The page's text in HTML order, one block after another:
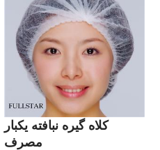
کلاه گیره نبافته یکبار
مصرف